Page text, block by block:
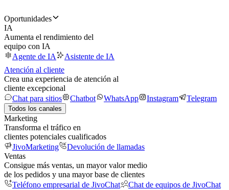
Oportunidades
IA
Aumenta el rendimiento del
equipo con IA
Agente de IA
Asistente de IA
Atención al cliente
Crea una experiencia de atención al
cliente excepcional
Chat para sitios
Chatbot WhatsApp Instagram Telegram
Todos los canales
Marketing
Transforma el tráfico en
clientes potenciales cualificados
JivoMarketing
Devolución de llamadas
Ventas
Consigue más ventas, un mayor valor medio
de los pedidos y una mayor base de clientes
Teléfono empresarial de JivoChat
Chat de equipos de JivoChat